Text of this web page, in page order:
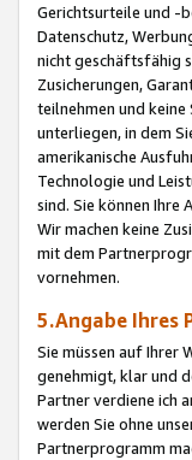
Gerichtsurteile und -
Datenschutz,
nicht geschäftsfähig
Zusicherungen,
teilnehmen und keine
unterliegen, in dem
amerikanische
Technologie und
sind. Sie können Ihre
Wir machen keine
mit dem
vornehmen.
5.Angabe
Sie müssen auf Ihrer
genehmigt, klar und
Partner verdiene ich
werden Sie ohne
Partnerprogramm